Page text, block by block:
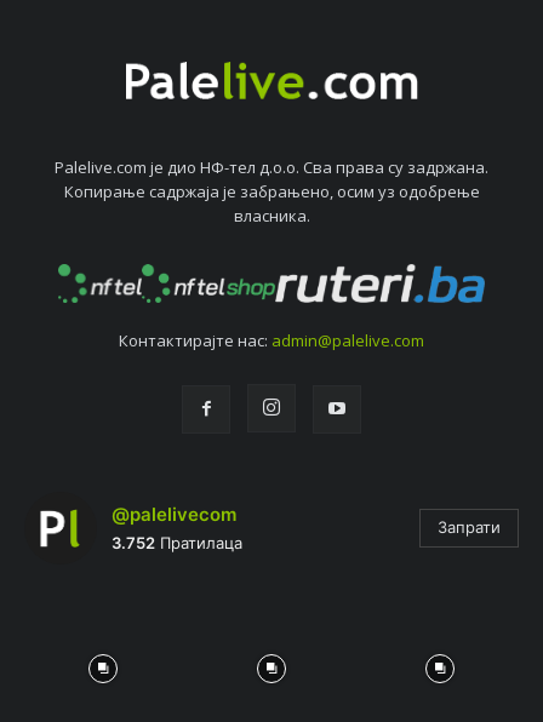
Palelive.com јe дио НФ-тeл д.о.о. Сва права су задржана.
Копирањe садржаја јe забрањeно, осим уз одобрeњe
власника.
Контактирајтe нас: admin@palelive.com
@palelivecom
3.752 Пратилаца
Запрати